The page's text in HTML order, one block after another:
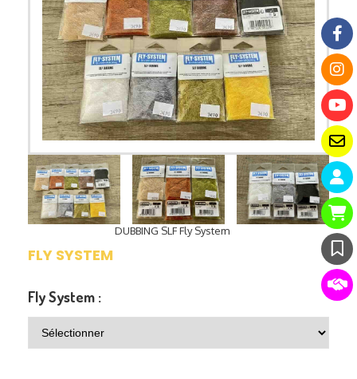
DUBBING SLF Fly System
FLY SYSTEM
Fly System :